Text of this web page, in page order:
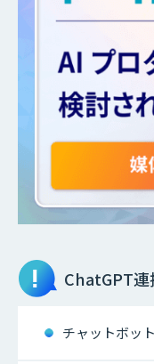
ChatGPT連
チャットボッ